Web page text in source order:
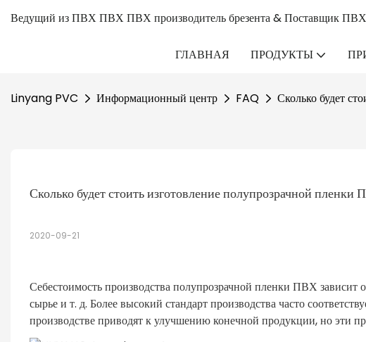
Ведущий из ПВХ ПВХ ПВХ производитель брезента & Поставщик ПВХ
ГЛАВНАЯ ПРОДУКТЫ
Linyang PVC Информационный центр FAQ Сколько будет
Сколько будет стоить изготовление полупрозрачной пленки
2020-09-21
Себестоимость производства полупрозрачной пленки ПВХ зависит
сырье и т. д. Более высокий стандарт производства часто
производстве приводят к улучшению конечной продукции, но эти